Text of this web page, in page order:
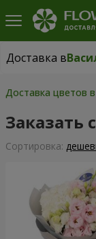
Доставка в
Доставка в
Доставка цветов
Заказать
Cортировка: